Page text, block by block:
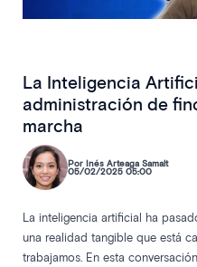
navegación. CliqueAQUÍ
cookies que desea aceptar
la selección” o rechazar
usar cookies necesarias”.
Selección
consentimiento
Cookies Técnicas
Preferencias
Cookies de Análisis
La Inteligencia
administración de
marcha
Por Inés Arteaga Samalt
05/02/2025 05:00
La inteligencia artificial ha
una realidad tangible que está
trabajamos. En esta